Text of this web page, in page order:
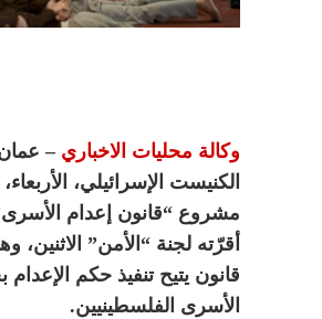
وكالة محليات الاخباري–
الكنيست الإسرائيلي،
مشروع “قانون إعدام
أقرّته لجنة “الأمن”
قانون يتيح تنفيذ حكم الإعدام
الأسرى الفلسطينيين.